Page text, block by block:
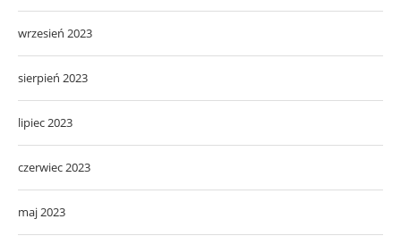
wrzesień 2023
sierpień 2023
lipiec 2023
czerwiec 2023
maj 2023